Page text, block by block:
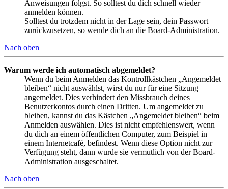
Anweisungen folgst. So solltest du dich schnell wieder
anmelden können.
Solltest du trotzdem nicht in der Lage sein, dein Passwort
zurückzusetzen, so wende dich an die Board-Administration.
Nach oben
Warum werde ich automatisch abgemeldet?
Wenn du beim Anmelden das Kontrollkästchen „Angemeldet
bleiben“ nicht auswählst, wirst du nur für eine Sitzung
angemeldet. Dies verhindert den Missbrauch deines
Benutzerkontos durch einen Dritten. Um angemeldet zu
bleiben, kannst du das Kästchen „Angemeldet bleiben“ beim
Anmelden auswählen. Dies ist nicht empfehlenswert, wenn
du dich an einem öffentlichen Computer, zum Beispiel in
einem Internetcafé, befindest. Wenn diese Option nicht zur
Verfügung steht, dann wurde sie vermutlich von der Board-
Administration ausgeschaltet.
Nach oben